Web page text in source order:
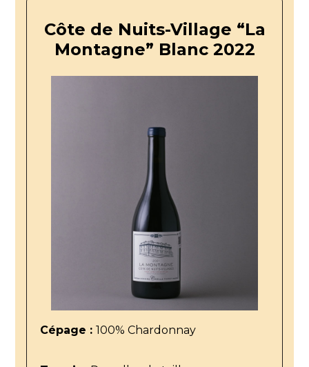
Côte de Nuits-Village “La
Montagne” Blanc 2022
Cépage : 100% Chardonnay